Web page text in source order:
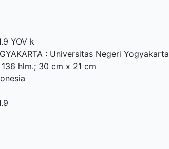
YOV k
: Universitas Negeri Yogyakarta
136 hlm.; 30 cm x 21 cm